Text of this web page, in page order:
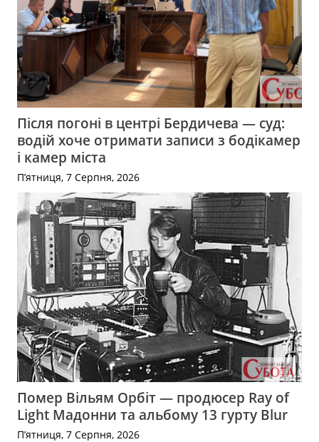
Після погоні в центрі Бердичева — суд:
водій хоче отримати записи з бодікамер
і камер міста
П’ятниця, 7 Серпня, 2026
Помер Вільям Орбіт — продюсер Ray of
Light Мадонни та альбому 13 гурту Blur
П’ятниця, 7 Серпня, 2026